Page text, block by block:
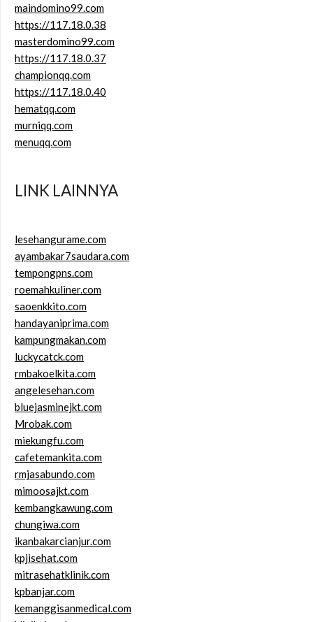
maindomino99.com
https://117.18.0.38
masterdomino99.com
https://117.18.0.37
championqq.com
https://117.18.0.40
hematqq.com
murniqq.com
menuqq.com
LINK LAINNYA
lesehangurame.com
ayambakar7saudara.com
tempongpns.com
roemahkuliner.com
saoenkkito.com
handayaniprima.com
kampungmakan.com
luckycatck.com
rmbakoelkita.com
angelesehan.com
bluejasminejkt.com
Mrobak.com
miekungfu.com
cafetemankita.com
rmjasabundo.com
mimoosajkt.com
kembangkawung.com
chungiwa.com
ikanbakarcianjur.com
kpjisehat.com
mitrasehatklinik.com
kpbanjar.com
kemanggisanmedical.com